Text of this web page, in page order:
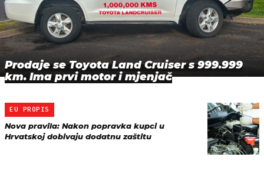
Prodaje se Toyota Land Cruiser s 999.999
km. Ima prvi motor i mjenjač
EU PROPIS
Nova pravila: Nakon popravka kupci u
Hrvatskoj dobivaju dodatnu zaštitu